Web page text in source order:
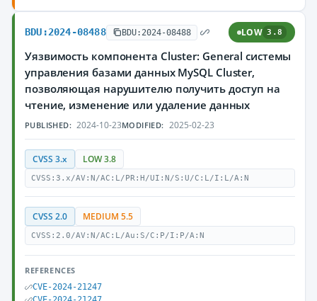
BDU:2024-08488 BDU:2024-08488 LOW 3.8
Уязвимость компонента Cluster: General системы
управления базами данных MySQL Cluster,
позволяющая нарушителю получить доступ на
чтение, изменение или удаление данных
PUBLISHED: 2024-10-23MODIFIED: 2025-02-23
CVSS 3.x LOW 3.8
CVSS:3.x/AV:N/AC:L/PR:H/UI:N/S:U/C:L/I:L/A:N
CVSS 2.0 MEDIUM 5.5
CVSS:2.0/AV:N/AC:L/Au:S/C:P/I:P/A:N
REFERENCES
CVE-2024-21247